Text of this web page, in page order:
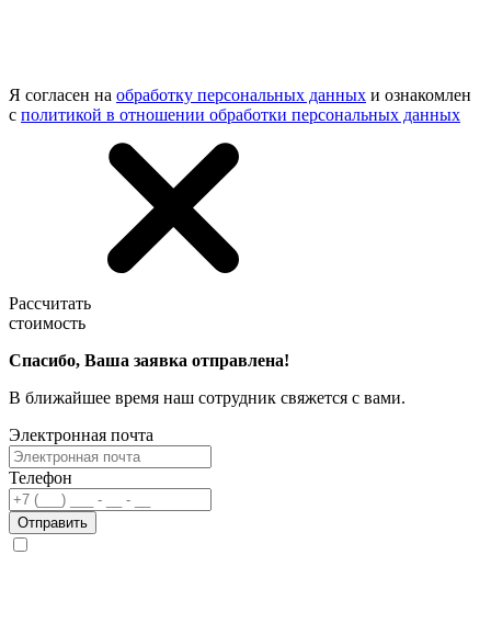
Я согласен на обработку персональных данных и ознакомлен
с политикой в отношении обработки персональных данных
Рассчитать
стоимость
Спасибо, Ваша заявка отправлена!
В ближайшее время наш сотрудник свяжется с вами.
Электронная почта
Телефон
Отправить